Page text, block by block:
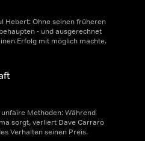
Hebert: Ohne seinen früheren
- und ausgerechnet
Erfolg mit möglich machte.
Methoden: Während
sorgt, verliert Dave Carraro
Verhalten seinen Preis.